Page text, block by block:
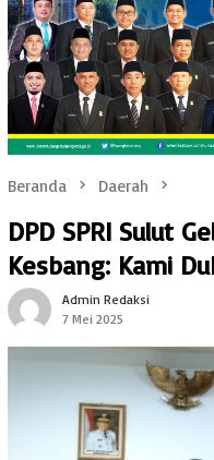
Beranda Daerah
DPD SPRI Sulut
Kesbang: Kami
Admin Redaksi
7 Mei 2025